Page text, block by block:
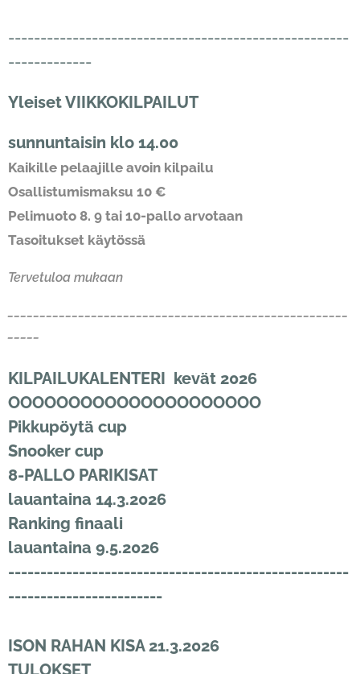
-----------------------------------------------------
-------------
Yleiset VIIKKOKILPAILUT
sunnuntaisin klo 14.00
Kaikille pelaajille avoin kilpailu
Osallistumismaksu 10 €
Pelimuoto 8. 9 tai 10-pallo arvotaan
Tasoitukset käytössä
Tervetuloa mukaan
KILPAILUKALENTERI kevät 2026
OOOOOOOOOOOOOOOOOOOOO
Pikkupöytä cup
Snooker cup
8-PALLO PARIKISAT
lauantaina 14.3.2026
Ranking finaali
lauantaina 9.5.2026
-----------------------------------------------------
------------------------
ISON RAHAN KISA 21.3.2026
TULOKSET